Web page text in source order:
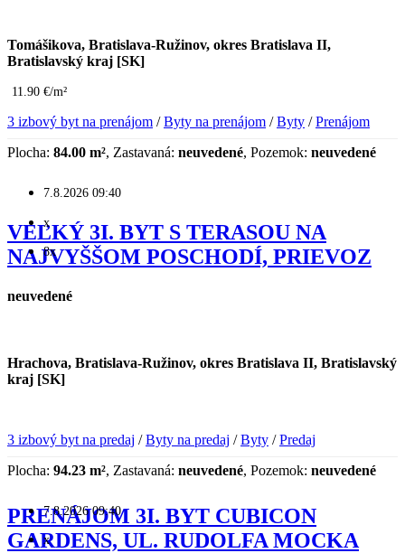
Tomášikova, Bratislava-Ružinov, okres Bratislava II,
Bratislavský kraj [SK]
11.90 €/m²
3 izbový byt na prenájom /Byty na prenájom /Byty /Prenájom
Plocha: 84.00 m², Zastavaná: neuvedené, Pozemok: neuvedené
7.8.2026 09:40
x
8x
VEĽKÝ 3I. BYT S TERASOU NA
NAJVYŠŠOM POSCHODÍ, PRIEVOZ
neuvedené
Hrachova, Bratislava-Ružinov, okres Bratislava II, Bratislavský
kraj [SK]
3 izbový byt na predaj /Byty na predaj /Byty /Predaj
Plocha: 94.23 m², Zastavaná: neuvedené, Pozemok: neuvedené
7.8.2026 09:40
x
PRENÁJOM 3I. BYT CUBICON
GARDENS, UL. RUDOLFA MOCKA